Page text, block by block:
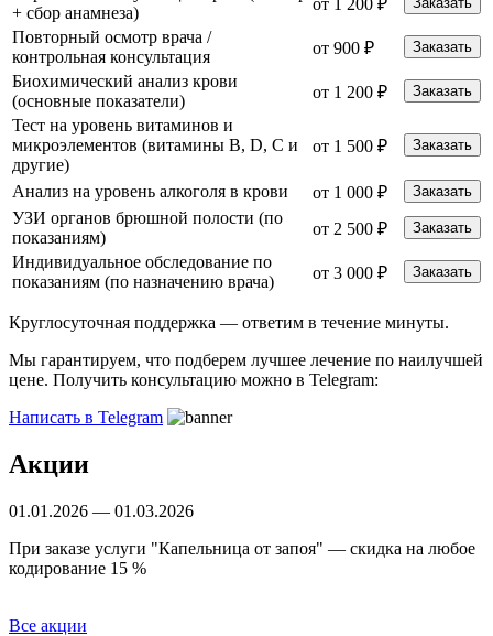
+ сбор анамнеза)
Повторный осмотр врача /
контрольная консультация
от 900 ₽ Заказать
Биохимический анализ крови
(основные показатели)
от 1 200 ₽ Заказать
Тест на уровень витаминов и
микроэлементов (витамины B, D, C и
другие)
от 1 500 ₽ Заказать
Анализ на уровень алкоголя в крови от 1 000 ₽ Заказать
УЗИ органов брюшной полости (по
показаниям)
от 2 500 ₽ Заказать
Индивидуальное обследование по
показаниям (по назначению врача)
от 3 000 ₽ Заказать
Круглосуточная поддержка — ответим в течение минуты.
Мы гарантируем, что подберем лучшее лечение по наилучшей
цене. Получить консультацию можно в Telegram:
Написать в Telegram
Акции
01.01.2026 — 01.03.2026
При заказе услуги "Капельница от запоя" — скидка на любое
кодирование 15 %
Все акции